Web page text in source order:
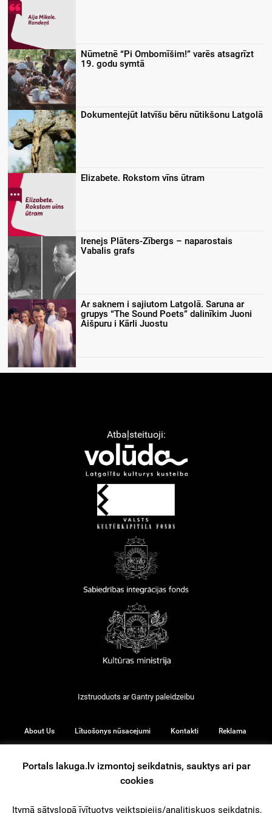
Nūmetnē “Pi Ombomīšim!” varēs atsagrīzt
19. godu symtā
Dokumentejūt latvīšu bēru nūtikšonu Latgolā
Elizabete. Rokstom vīns ūtram
Irenejs Plāters-Zībergs – naparostais
Vabalis grafs
Ar saknem i sajiutom Latgolā. Saruna ar
grupys “The Sound Poets” dalinīkim Juoni
Aišpuru i Kārli Juostu
Atbaļsteituoji:
Izstruoduots arGantry paleidzeibu
About Us Lītuošonys nūsacejumi Kontakti Reklama
Portals lakuga.lv izmontoj seikdatnis, sauktys ari par
cookies
Itymā sātyslopā īvītuotys veiktspiejis/analitiskuos seikdatnis,